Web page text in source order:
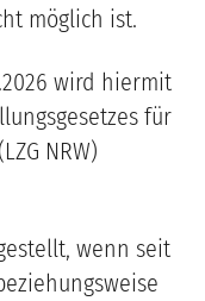
möglich ist.
wird hiermit
für
NRW)
wenn seit